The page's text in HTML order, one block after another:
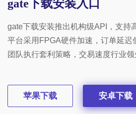
gate下载安装入口
gate下载安装推出机构级API，支持
平台采用FPGA硬件加速，订单延迟
团队执行套利策略，交易速度行业领
苹果下载 安卓下载